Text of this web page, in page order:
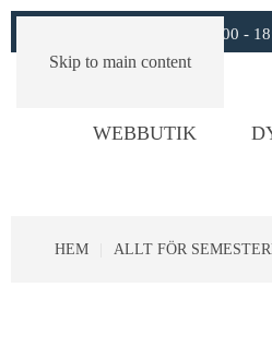
Skip to main content
11:00 -
WEBBUTIK
HEM ALLT FÖR